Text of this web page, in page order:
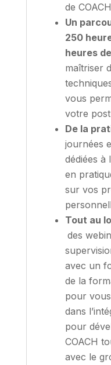
de
Un
250
heures
maîtriser
vous
votre
De la
journées
dédiées à
en
sur vos
Tout au
des
avec un
de la
pour
dans
pour
COACH
avec le